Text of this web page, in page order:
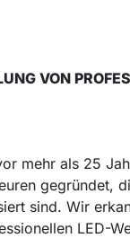
VON
mehr als 25
gegründet,
sind. Wir
LED-